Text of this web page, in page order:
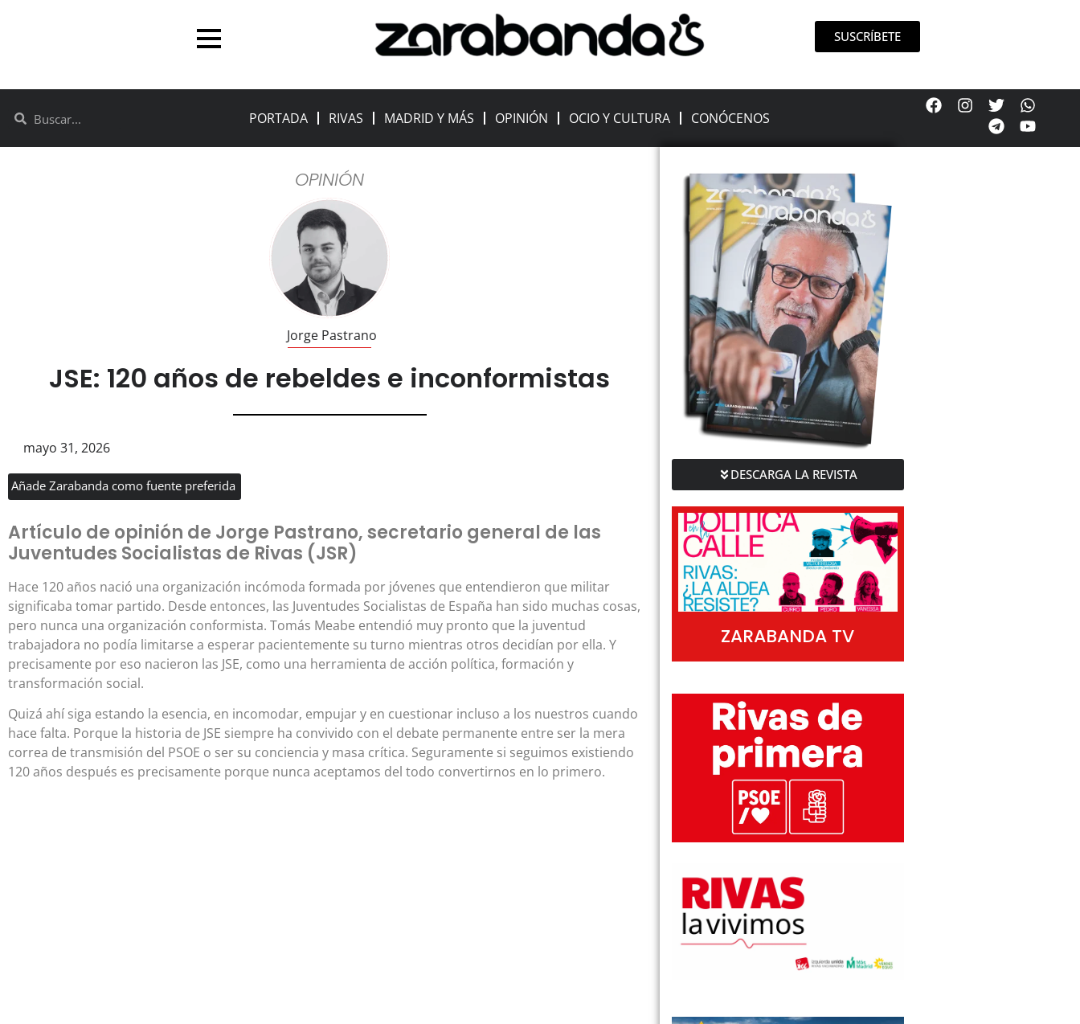
SUSCRÍBETE
PORTADA RIVAS MADRID Y MÁS OPINIÓN OCIO Y CULTURA CONÓCENOS
OPINIÓN
Jorge Pastrano
JSE: 120 años de rebeldes e inconformistas
mayo 31, 2026
Añade Zarabanda como fuente preferida
Artículo de opinión de Jorge Pastrano, secretario general de las
Juventudes Socialistas de Rivas (JSR)
Hace 120 años nació una organización incómoda formada por jóvenes que entendieron que militar
significaba tomar partido. Desde entonces, las Juventudes Socialistas de España han sido muchas cosas,
pero nunca una organización conformista. Tomás Meabe entendió muy pronto que la juventud
trabajadora no podía limitarse a esperar pacientemente su turno mientras otros decidían por ella. Y
precisamente por eso nacieron las JSE, como una herramienta de acción política, formación y
transformación social.
Quizá ahí siga estando la esencia, en incomodar, empujar y en cuestionar incluso a los nuestros cuando
hace falta. Porque la historia de JSE siempre ha convivido con el debate permanente entre ser la mera
correa de transmisión del PSOE o ser su conciencia y masa crítica. Seguramente si seguimos existiendo
120 años después es precisamente porque nunca aceptamos del todo convertirnos en lo primero.
DESCARGA LA REVISTA
ZARABANDA TV